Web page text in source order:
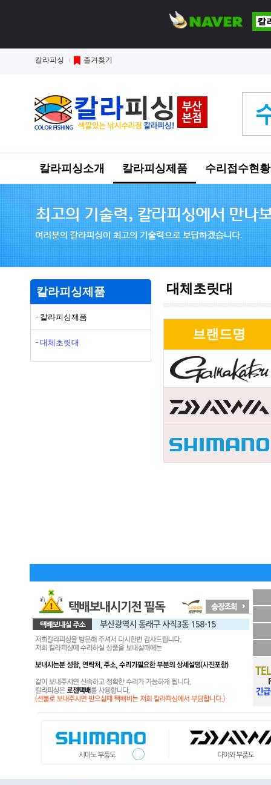
칼라피싱 즐겨찾기
칼라피싱소개 칼라피싱제품 수리접수현황
대체초릿대
칼라피싱제품
칼라피싱제품
대체초릿대
브랜드명